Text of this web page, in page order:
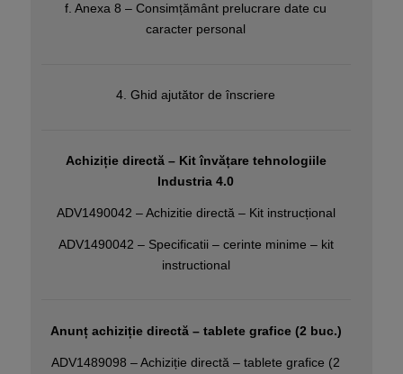
f. Anexa 8 – Consimțământ prelucrare date cu
caracter personal
4. Ghid ajutător de înscriere
Achiziție directă – Kit învățare tehnologiile
Industria 4.0
ADV1490042 – Achizitie directă – Kit instrucțional
ADV1490042 – Specificatii – cerinte minime – kit
instructional
Anunț achiziție directă – tablete grafice (2 buc.)
ADV1489098 – Achiziție directă – tablete grafice (2